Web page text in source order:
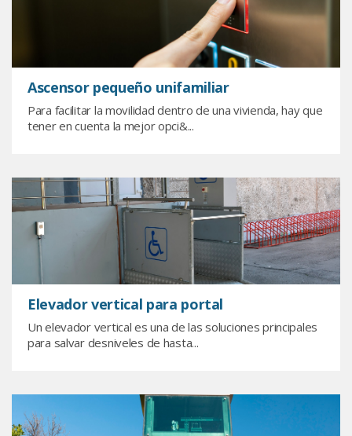
Ascensor pequeño unifamiliar
Para facilitar la movilidad dentro de una vivienda, hay que
tener en cuenta la mejor opci&...
Elevador vertical para portal
Un elevador vertical es una de las soluciones principales
para salvar desniveles de hasta...